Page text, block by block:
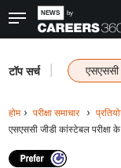
टॉप सर्च
होम परीक्षा समाचार
एसएससी जीडी कांस्टेबल